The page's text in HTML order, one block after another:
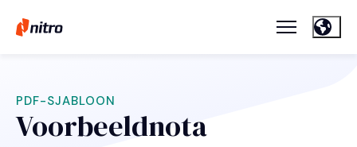
PDF-SJABLOON
Voorbeeldnota